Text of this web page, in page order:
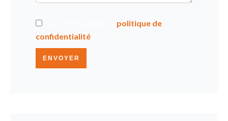
politique de
confidentialité
ENVOYER